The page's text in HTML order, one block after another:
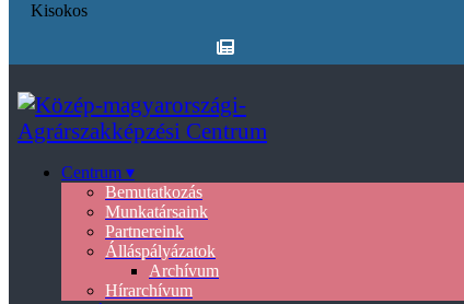
Kisokos
Centrum ▾
Bemutatkozás
Munkatársaink
Partnereink
Álláspályázatok
Archívum
Hírarchívum